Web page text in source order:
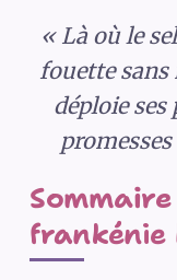
« Là où le
fouette
déploie
frankénie